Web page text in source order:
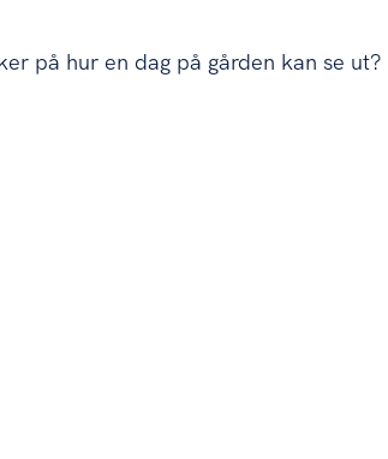
på hur en dag på gården kan se ut?